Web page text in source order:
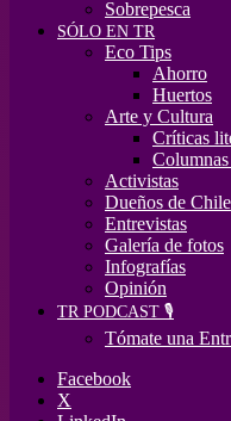
Sobrepesca
SÓLO EN TR
Eco Tips
Ahorro
Huertos
Arte y Cultura
Críticas
Activistas
Dueños de Chile
Entrevistas
Galería de fotos
Infografías
Opinión
TR PODCAST 🎙️
Tómate una
Facebook
X